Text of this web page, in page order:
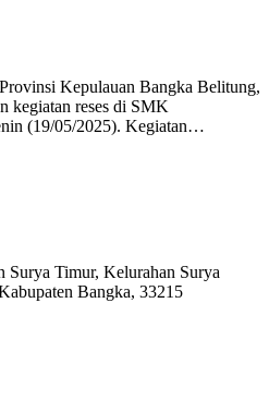
Kepulauan Bangka Belitung,
kegiatan reses di SMK
(19/05/2025). Kegiatan…
Surya Timur, Kelurahan Surya
Bangka, 33215